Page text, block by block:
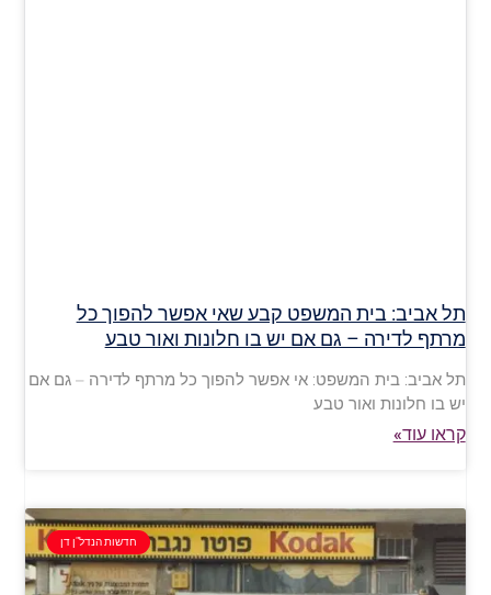
תל אביב: בית המשפט קבע שאי אפשר להפוך כל
מרתף לדירה – גם אם יש בו חלונות ואור טבע
תל אביב: בית המשפט: אי אפשר להפוך כל מרתף לדירה – גם אם
יש בו חלונות ואור טבע
קראו עוד»
חדשות הנדל"ן דן